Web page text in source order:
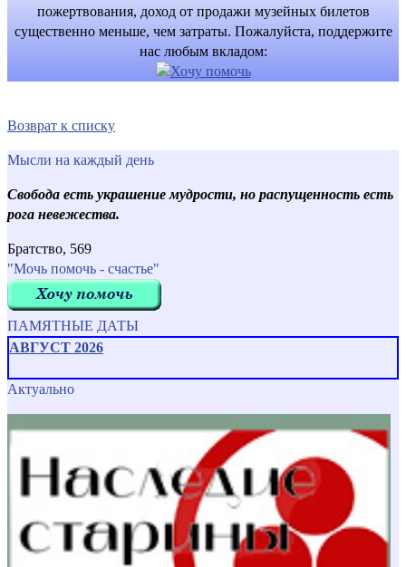
пожертвования, доход от продажи музейных билетов
существенно меньше, чем затраты. Пожалуйста, поддержите
нас любым вкладом:
Возврат к списку
Мысли на каждый день
Свобода есть украшение мудрости, но распущенность есть
рога невежества.
Братство, 569
"Мочь помочь - счастье"
ПАМЯТНЫЕ ДАТЫ
АВГУСТ 2026
Актуально